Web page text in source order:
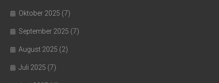
Oktober 2025 (7)
September 2025 (7)
August 2025 (2)
Juli 2025 (7)